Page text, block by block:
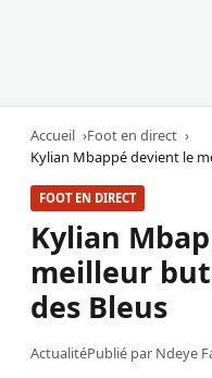
Accueil
Foot en direct
Kylian Mbappé devient le
FOOT EN DIRECT
Kylian
meilleur
des Bleus
ActualitéPublié par Ndeye